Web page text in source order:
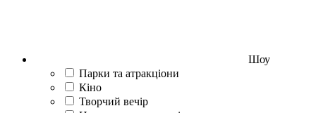
Шоу
Парки та атракціони
Кіно
Творчий вечір